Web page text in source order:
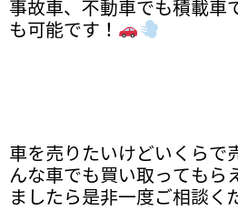
事故車、不動車でも積載車
も可能です！
車を売りたいけどいくらで
んな車でも買い取ってもら
ましたら是非一度ご相談く